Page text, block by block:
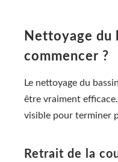
Nettoyage du
commencer ?
Le nettoyage du
être vraiment
visible pour terminer
Retrait de la